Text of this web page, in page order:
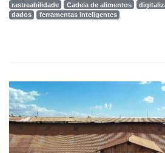
rastreabilidade
Cadeia de alimentos
dados
ferramentas inteligentes